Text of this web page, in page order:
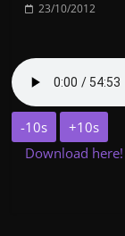
23/10/2012
-10s
+10s
Download